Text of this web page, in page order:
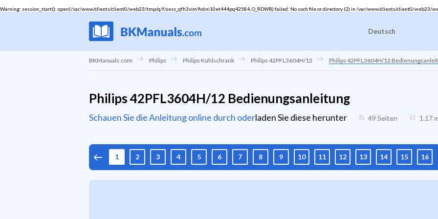
Warning: session_start(): open(/var/www/clients/client0/web23/tmp/q/f/sess_qfh3vim9v6ni10et444pq42584, O_RDWR) failed: No such file or directory (2) in /var/www/clients/client0/web23/
Deutsch
BKManuals.com Philips Philips Kühlschrank Philips 42PFL3604H/12 Philips 42PFL3604H/12
Philips 42PFL3604H/12 Bedienungsanleitung
Schauen Sie die Anleitung online durch oderladen Sie diese herunter 49 Seiten 1.17
1 2 3 4 5 6 7 8 9 10 11 12 13 14 15 16